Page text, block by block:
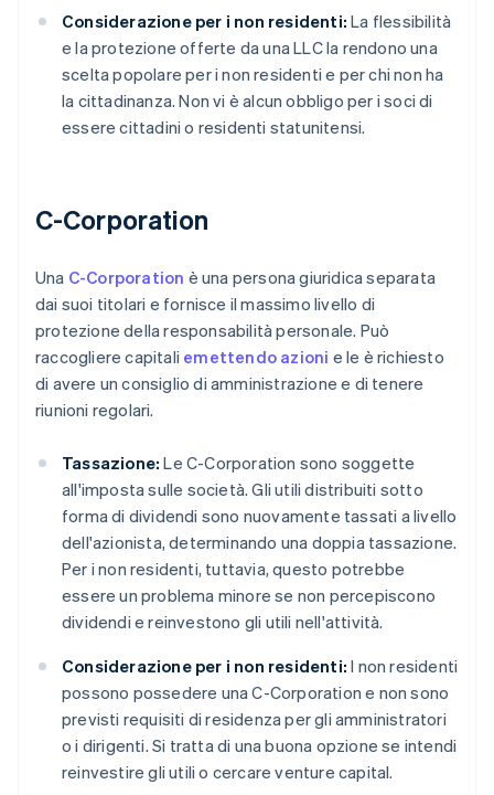
Considerazione per i non residenti: La flessibilità
e la protezione offerte da una LLC la rendono una
scelta popolare per i non residenti e per chi non ha
la cittadinanza. Non vi è alcun obbligo per i soci di
essere cittadini o residenti statunitensi.
C-Corporation
Una C-Corporation è una persona giuridica separata
dai suoi titolari e fornisce il massimo livello di
protezione della responsabilità personale. Può
raccogliere capitali emettendo azioni e le è richiesto
di avere un consiglio di amministrazione e di tenere
riunioni regolari.
Tassazione: Le C-Corporation sono soggette
all'imposta sulle società. Gli utili distribuiti sotto
forma di dividendi sono nuovamente tassati a livello
dell'azionista, determinando una doppia tassazione.
Per i non residenti, tuttavia, questo potrebbe
essere un problema minore se non percepiscono
dividendi e reinvestono gli utili nell'attività.
Considerazione per i non residenti: I non residenti
possono possedere una C-Corporation e non sono
previsti requisiti di residenza per gli amministratori
o i dirigenti. Si tratta di una buona opzione se intendi
reinvestire gli utili o cercare venture capital.